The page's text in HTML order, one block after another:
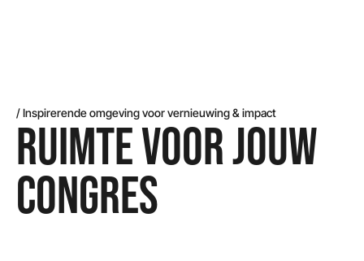
/ Inspirerende omgeving voor vernieuwing & impact
RUIMTE VOOR JOUW
CONGRES